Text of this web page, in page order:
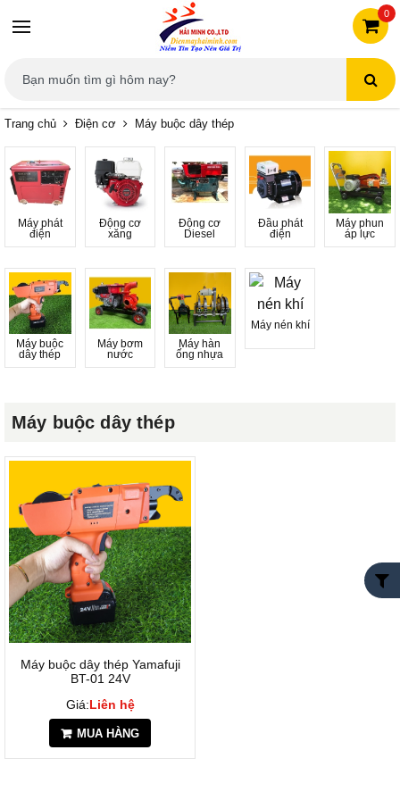
0
Trang chủ Điện cơ Máy buộc dây thép
Máy phát
điện
Động cơ
xăng
Động cơ
Diesel
Đầu phát
điện
Máy phun
áp lực
Máy buộc
dây thép
Máy bơm
nước
Máy hàn
ống nhựa
Máy nén khí
Máy buộc dây thép
Máy buộc dây thép Yamafuji
BT-01 24V
Giá:Liên hệ
MUA HÀNG